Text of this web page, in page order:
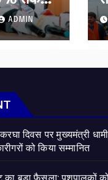
का
ADMIN
दिवस पर मुख्यमंत्री
को किया सम्मानित